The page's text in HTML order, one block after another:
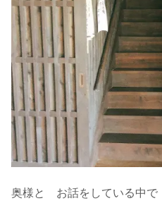
奥様と お話をしている中